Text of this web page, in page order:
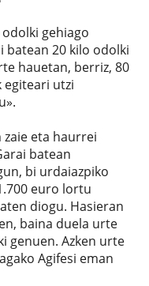
gehiago
batean 20 kilo odolki
hauetan, berriz, 80
egiteari utzi
eta haurrei
batean
bi urdaiazpiko
euro lortu
diogu. Hasieran
baina duela urte
genuen. Azken urte
Agifesi eman